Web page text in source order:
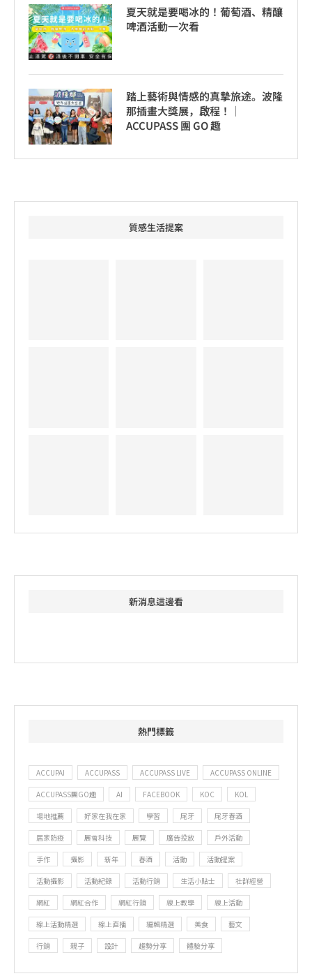
夏天就是要喝冰的！葡萄酒、精釀
啤酒活動一次看
踏上藝術與情感的真摯旅途。波隆
那插畫大獎展，啟程！│
ACCUPASS 團 GO 趣
質感生活提案
新消息這邊看
熱門標籤
ACCUPAI ACCUPASS ACCUPASS LIVE ACCUPASS ONLINE
ACCUPASS團GO趣 AI FACEBOOK KOC KOL
場地推薦 好家在我在家 學習 尾牙 尾牙春酒
居家防疫 展會科技 展覽 廣告投放 戶外活動
手作 攝影 新年 春酒 活動 活動提案
活動攝影 活動紀錄 活動行銷 生活小貼士 社群經營
網紅 網紅合作 網紅行銷 線上教學 線上活動
線上活動精選 線上直播 編輯精選 美食 藝文
行銷 親子 設計 趨勢分享 體驗分享